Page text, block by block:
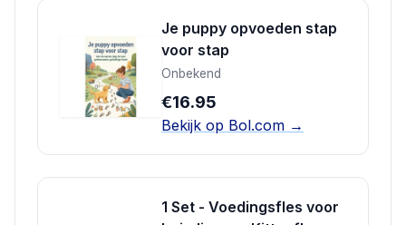
Je puppy opvoeden stap
voor stap
Onbekend
€16.95
Bekijk op Bol.com →
1 Set - Voedingsfles voor